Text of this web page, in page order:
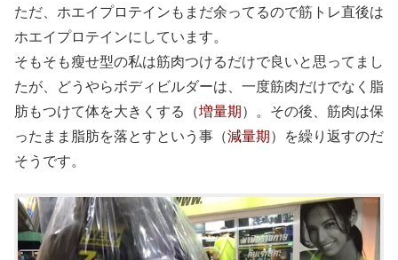
ただ、ホエイプロテインもまだ余ってるので筋トレ直後は
ホエイプロテインにしています。
そもそも瘦せ型の私は筋肉つけるだけで良いと思ってまし
たが、どうやらボディビルダーは、一度筋肉だけでなく脂
肪もつけて体を大きくする（増量期 ）。その後、筋肉は保
ったまま脂肪を落とすという事（減量期 ）を繰り返すのだ
そうです。